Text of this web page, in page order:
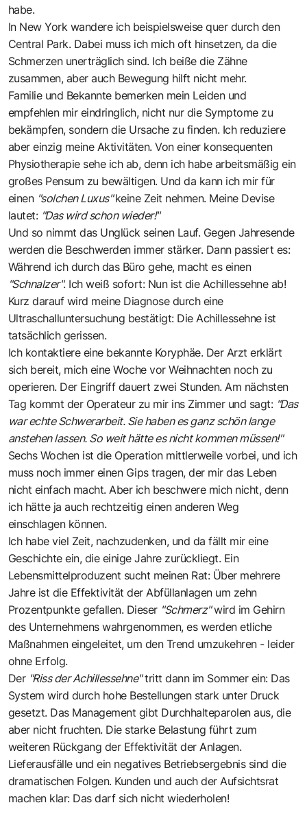
habe.
In New York wandere ich beispielsweise quer durch den
Central Park. Dabei muss ich mich oft hinsetzen, da die
Schmerzen unerträglich sind. Ich beiße die Zähne
zusammen, aber auch Bewegung hilft nicht mehr.
Familie und Bekannte bemerken mein Leiden und
empfehlen mir eindringlich, nicht nur die Symptome zu
bekämpfen, sondern die Ursache zu finden. Ich reduziere
aber einzig meine Aktivitäten. Von einer konsequenten
Physiotherapie sehe ich ab, denn ich habe arbeitsmäßig ein
großes Pensum zu bewältigen. Und da kann ich mir für
einen "solchen Luxus"keine Zeit nehmen. Meine Devise
lautet: "Das wird schon wieder!"
Und so nimmt das Unglück seinen Lauf. Gegen Jahresende
werden die Beschwerden immer stärker. Dann passiert es:
Während ich durch das Büro gehe, macht es einen
"Schnalzer". Ich weiß sofort: Nun ist die Achillessehne ab!
Kurz darauf wird meine Diagnose durch eine
Ultraschalluntersuchung bestätigt: Die Achillessehne ist
tatsächlich gerissen.
Ich kontaktiere eine bekannte Koryphäe. Der Arzt erklärt
sich bereit, mich eine Woche vor Weihnachten noch zu
operieren. Der Eingriff dauert zwei Stunden. Am nächsten
Tag kommt der Operateur zu mir ins Zimmer und sagt: "Das
war echte Schwerarbeit. Sie haben es ganz schön lange
anstehen lassen. So weit hätte es nicht kommen müssen!"
Sechs Wochen ist die Operation mittlerweile vorbei, und ich
muss noch immer einen Gips tragen, der mir das Leben
nicht einfach macht. Aber ich beschwere mich nicht, denn
ich hätte ja auch rechtzeitig einen anderen Weg
einschlagen können.
Ich habe viel Zeit, nachzudenken, und da fällt mir eine
Geschichte ein, die einige Jahre zurückliegt. Ein
Lebensmittelproduzent sucht meinen Rat: Über mehrere
Jahre ist die Effektivität der Abfüllanlagen um zehn
Prozentpunkte gefallen. Dieser "Schmerz"wird im Gehirn
des Unternehmens wahrgenommen, es werden etliche
Maßnahmen eingeleitet, um den Trend umzukehren - leider
ohne Erfolg.
Der "Riss der Achillessehne"tritt dann im Sommer ein: Das
System wird durch hohe Bestellungen stark unter Druck
gesetzt. Das Management gibt Durchhalteparolen aus, die
aber nicht fruchten. Die starke Belastung führt zum
weiteren Rückgang der Effektivität der Anlagen.
Lieferausfälle und ein negatives Betriebsergebnis sind die
dramatischen Folgen. Kunden und auch der Aufsichtsrat
machen klar: Das darf sich nicht wiederholen!